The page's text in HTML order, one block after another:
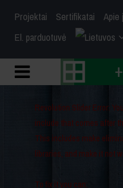
Projektai Sertifikatai Apie
El. parduotuvė
Revolution Slider Error:
include that comes after
This includes make
libraries, and make it not
To fix it you can: